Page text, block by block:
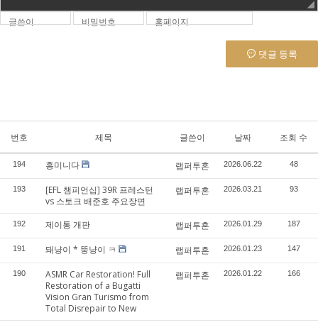
글쓴이 비밀번호 홈페이지
댓글 등록
번호 제목 글쓴이 날짜 조회 수
194 흥미니다 랩퍼투혼 2026.06.22 48
193
[EFL 챔피언십] 39R 프레스턴
vs 스토크 배준호 주요장면
랩퍼투혼 2026.03.21 93
192 제이통 개판 랩퍼투혼 2026.01.29 187
191 돼냥이 * 뚱냥이 ㅋ 랩퍼투혼 2026.01.23 147
190
ASMR Car Restoration! Full
Restoration of a Bugatti
Vision Gran Turismo from
Total Disrepair to New
랩퍼투혼 2026.01.22 166